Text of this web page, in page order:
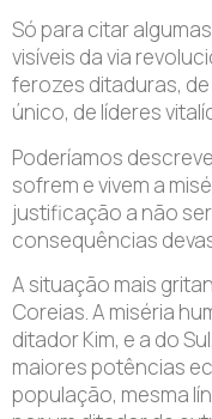
Só para citar
visíveis da via
ferozes ditaduras,
único, de líderes
Poderíamos
sofrem e vivem a
justificação a não
consequências
A situação mais
Coreias. A miséria
ditador Kim, e a do
maiores potências
população, mesma